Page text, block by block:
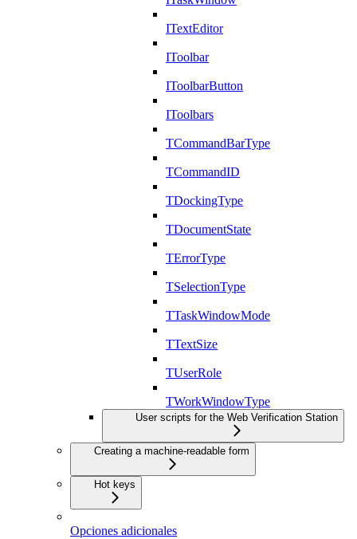
ITextEditor
IToolbar
IToolbarButton
IToolbars
TCommandBarType
TCommandID
TDockingType
TDocumentState
TErrorType
TSelectionType
TTaskWindowMode
TTextSize
TUserRole
TWorkWindowType
User scripts for the Web Verification Station
Creating a machine-readable form
Hot keys
Opciones adicionales